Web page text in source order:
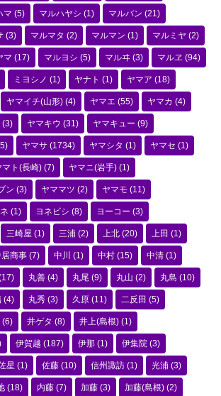
マ (5) マルハヤシ (1) マルバン (21)
(3) マルマタ (2) マルマン (1) マルミヤ (2)
マ (17) マルヨシ (5) マルヰ (3) マルヱ (94)
ミヨシノ (1) ヤナト (1) ヤマア (18)
ヤマイチ(山形) (4) ヤマエ (55) ヤマカ (4)
(3) ヤマキウ (31) ヤマキュー (9)
ヤマサ (1734) ヤマシタ (1) ヤマセ (1)
マト(長崎) (7) ヤマニ(岩手) (1)
ン (3) ヤママツ (2) ヤマモ (11)
(1) ヨネビシ (8) ヨーコー (3)
三崎屋 (1) 三浦 (2) 上北 (20) 上田 (1)
商事 (7) 中川 (1) 中村 (15) 中清 (1)
丸善 (4) 丸尾 (9) 丸山 (2) 丸島 (10)
(4) 丸秀 (3) 久原 (11) 二反田 (5)
(6) 井ゲタ (8) 井上(島根) (1)
伊賀越 (187) 伊那 (1) 伊集院 (3)
星 (1) 佐藤 (10) 信州諏訪 (1) 光浦 (3)
(18) 内藤 (7) 加藤 (3) 加藤(島根) (2)